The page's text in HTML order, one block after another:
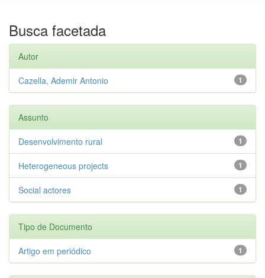
Busca facetada
Autor
1
Cazella, Ademir Antonio
Assunto
1
Desenvolvimento rural
1
Heterogeneous projects
1
Social actores
Tipo de Documento
1
Artigo em periódico